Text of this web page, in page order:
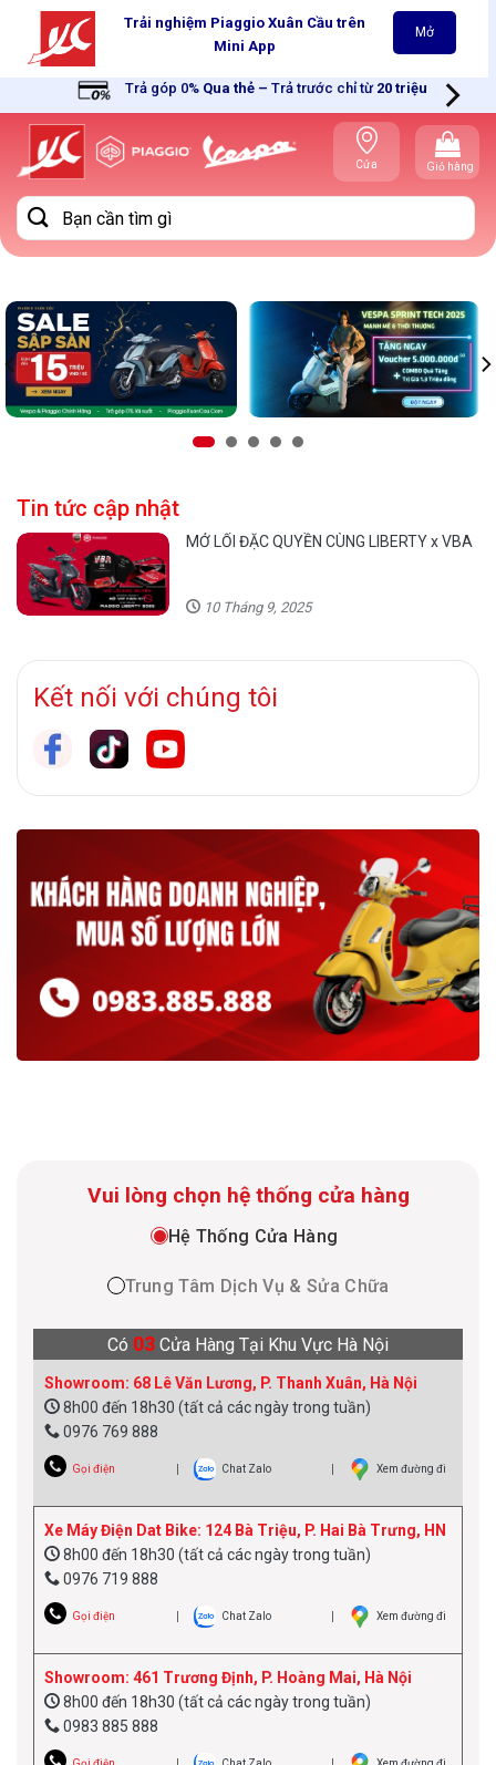
content
Trải nghiệm Piaggio Xuân Cầu trên
Mini App
Mở
Trả góp 0% Qua thẻ – Trả trước chỉ từ 20 triệu
Cửa
hàng gần
bạn
Giỏ hàng
Tìm
kiếm:
Tin tức cập nhật
MỞ LỐI ĐẶC QUYỀN CÙNG LIBERTY x VBA
10 Tháng 9, 2025
Kết nối với chúng tôi
Vui lòng chọn hệ thống cửa hàng
Hệ Thống Cửa Hàng
Trung Tâm Dịch Vụ & Sửa Chữa
Có 03 Cửa Hàng Tại Khu Vực Hà Nội
Showroom: 68 Lê Văn Lương, P. Thanh Xuân, Hà Nội
8h00 đến 18h30 (tất cả các ngày trong tuần)
0976 769 888
Gọi điện Chat Zalo Xem đường đi
Xe Máy Điện Dat Bike: 124 Bà Triệu, P. Hai Bà Trưng, HN
8h00 đến 18h30 (tất cả các ngày trong tuần)
0976 719 888
Gọi điện Chat Zalo Xem đường đi
Showroom: 461 Trương Định, P. Hoàng Mai, Hà Nội
8h00 đến 18h30 (tất cả các ngày trong tuần)
0983 885 888